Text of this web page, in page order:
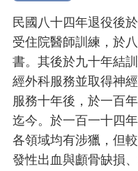
民國八十四年退役後
受住院醫師訓練，於
書。其後於九十年結
經外科服務並取得神
服務十年後，於一百
迄今。於一百一十四
各領域均有涉獵，但
發性出血與顱骨缺損